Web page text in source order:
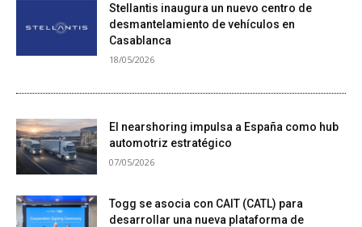
Stellantis inaugura un nuevo centro de
desmantelamiento de vehículos en
Casablanca
18/05/2026
El nearshoring impulsa a España como hub
automotriz estratégico
07/05/2026
Togg se asocia con CAIT (CATL) para
desarrollar una nueva plataforma de